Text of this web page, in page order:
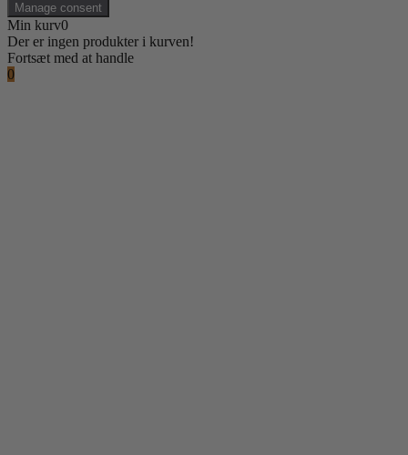
Manage consent
Min kurv0
Der er ingen produkter i kurven!
Fortsæt med at handle
0